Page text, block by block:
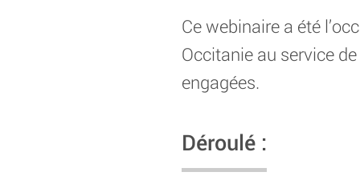
Ce webinaire a été
Occitanie au service
engagées.
Déroulé :